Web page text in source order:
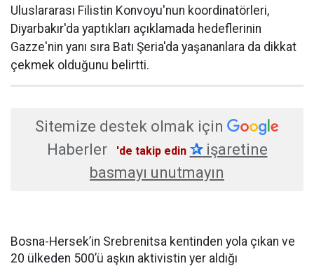
Uluslararası Filistin Konvoyu'nun koordinatörleri,
Diyarbakır'da yaptıkları açıklamada hedeflerinin
Gazze'nin yanı sıra Batı Şeria'da yaşananlara da dikkat
çekmek olduğunu belirtti.
Sitemize destek olmak için
Haberler
'de takip edin ✰işaretine
basmayı unutmayın
Bosna-Hersek’in Srebrenitsa kentinden yola çıkan ve
20 ülkeden 500’ü aşkın aktivistin yer aldığı